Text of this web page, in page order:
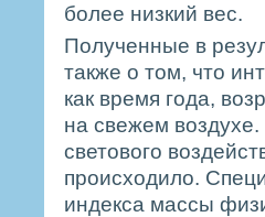
более низкий вес.
Полученные в
также о том, что
как время года,
на свежем
светового
происходило.
индекса массы